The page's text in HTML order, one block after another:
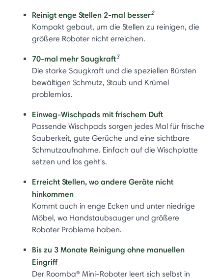
Reinigt enge Stellen 2-mal besser2
Kompakt gebaut, um die Stellen zu reinigen, die
größere Roboter nicht erreichen.
70-mal mehr Saugkraft3
Die starke Saugkraft und die speziellen Bürsten
bewältigen Schmutz, Staub und Krümel
problemlos.
Einweg-Wischpads mit frischem Duft
Passende Wischpads sorgen jedes Mal für frische
Sauberkeit, gute Gerüche und eine sichtbare
Schmutzaufnahme. Einfach auf die Wischplatte
setzen und los geht's.
Erreicht Stellen, wo andere Geräte nicht
hinkommen
Kommt auch in enge Ecken und unter niedrige
Möbel, wo Handstaubsauger und größere
Roboter Probleme haben.
Bis zu 3 Monate Reinigung ohne manuellen
Eingriff
Der Roomba® Mini-Roboter leert sich selbst in